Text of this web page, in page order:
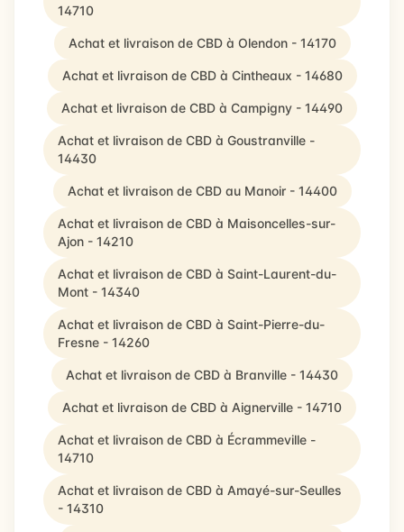
14710
Achat et livraison de CBD à Olendon - 14170
Achat et livraison de CBD à Cintheaux - 14680
Achat et livraison de CBD à Campigny - 14490
Achat et livraison de CBD à Goustranville -
14430
Achat et livraison de CBD au Manoir - 14400
Achat et livraison de CBD à Maisoncelles-sur-
Ajon - 14210
Achat et livraison de CBD à Saint-Laurent-du-
Mont - 14340
Achat et livraison de CBD à Saint-Pierre-du-
Fresne - 14260
Achat et livraison de CBD à Branville - 14430
Achat et livraison de CBD à Aignerville - 14710
Achat et livraison de CBD à Écrammeville -
14710
Achat et livraison de CBD à Amayé-sur-Seulles
- 14310